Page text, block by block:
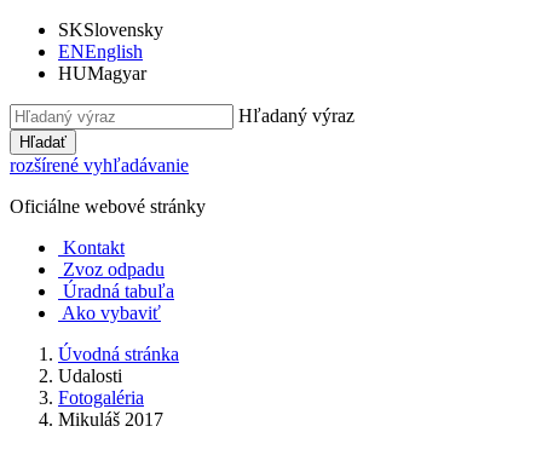
SKSlovensky
ENEnglish
HUMagyar
Hľadaný výraz
Hľadať
rozšírené vyhľadávanie
Oficiálne webové stránky
Kontakt
Zvoz odpadu
Úradná tabuľa
Ako vybaviť
Úvodná stránka
Udalosti
Fotogaléria
Mikuláš 2017